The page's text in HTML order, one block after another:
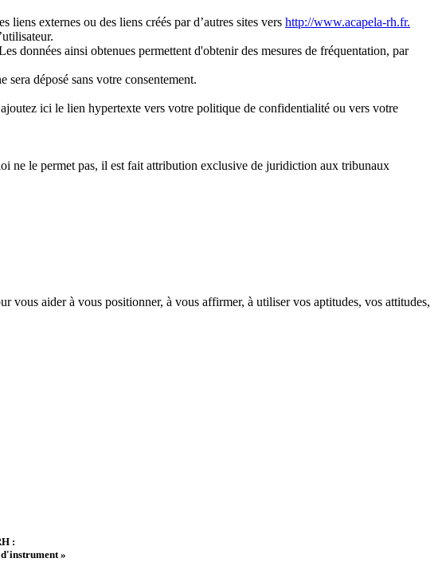
liens externes ou des liens créés par d’autres sites vers http://www.acapela-rh.fr.
données ainsi obtenues permettent d'obtenir des mesures de fréquentation, par
déposé sans votre consentement.
ici le lien hypertexte vers votre politique de confidentialité ou vers votre
ne le permet pas, il est fait attribution exclusive de juridiction aux tribunaux
aider à vous positionner, à vous affirmer, à utiliser vos aptitudes, vos attitudes,
:
»